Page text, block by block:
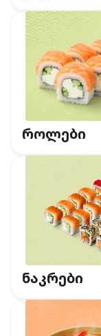
როლები
ნაკრები